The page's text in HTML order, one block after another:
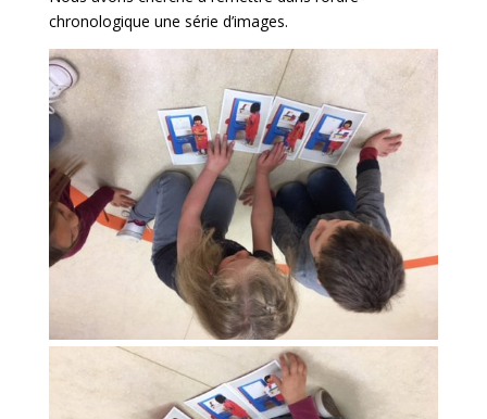
chronologique une série d’images.